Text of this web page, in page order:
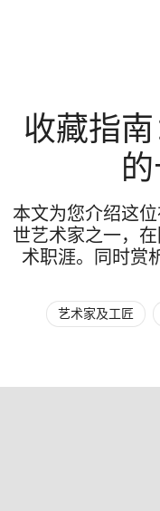
收藏指
本文为您介绍这
世艺术家之一，
术职涯。同时赏
艺术家及工匠